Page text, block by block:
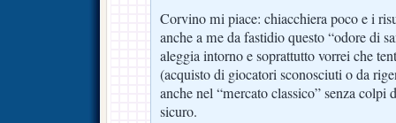
Corvino mi piace: chiacchiera poco e i
anche a me da fastidio questo “odore di
aleggia intorno e soprattutto vorrei che
(acquisto di giocatori sconosciuti o da
anche nel “mercato classico” senza colpi
sicuro.